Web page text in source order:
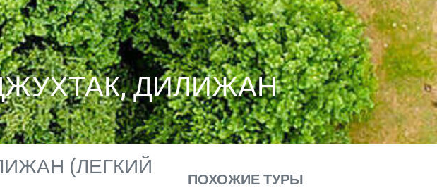
ДИЛИЖАН
(ЛЕГКИЙ
ПОХОЖИЕ ТУРЫ